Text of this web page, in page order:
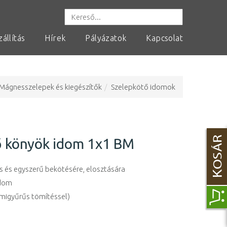
Hírek Pályázatok Kapcsolat
és kiegészítők Szelepkötő idomok
könyök idom 1x1 BM
és egyszerű bekötésére, elosztására
tömítéssel)